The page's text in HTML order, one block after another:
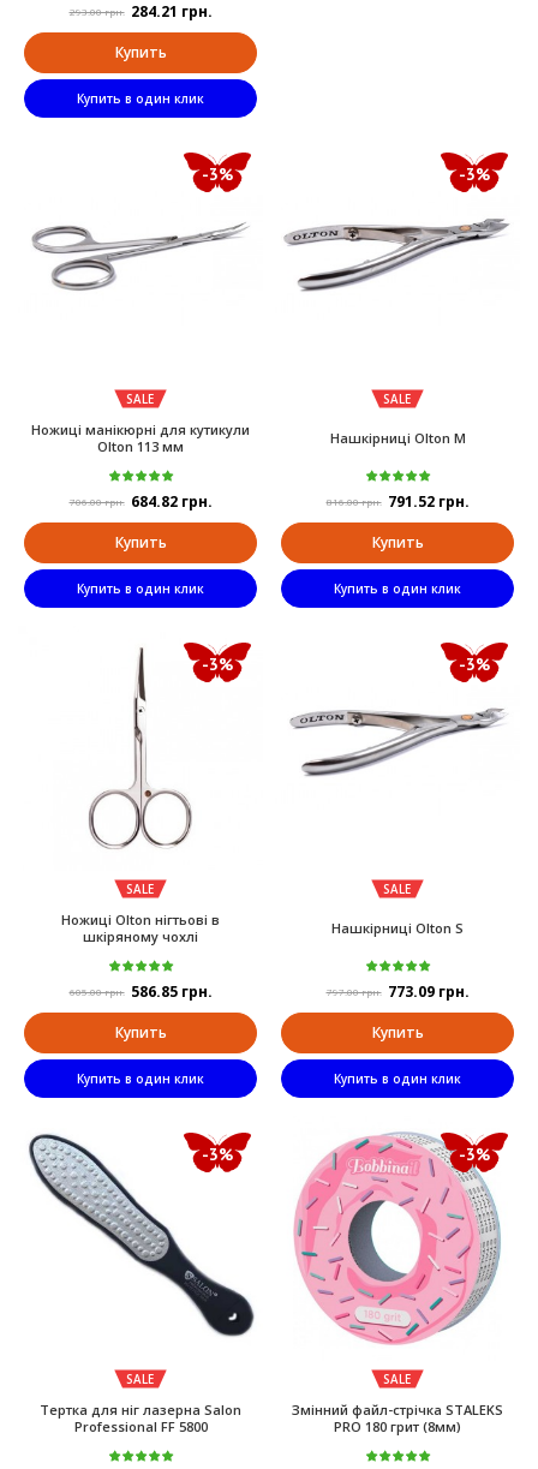
293.00 грн. 284.21 грн.
Купить
Купить в один клик
-3%
SALE
Ножиці манікюрні для кутикули
Olton 113 мм
706.00 грн. 684.82 грн.
Купить
Купить в один клик
-3%
SALE
Нашкірниці Olton М
816.00 грн. 791.52 грн.
Купить
Купить в один клик
-3%
SALE
Ножиці Olton нігтьові в
шкіряному чохлі
605.00 грн. 586.85 грн.
Купить
Купить в один клик
-3%
SALE
Нашкірниці Olton S
797.00 грн. 773.09 грн.
Купить
Купить в один клик
-3%
SALE
Тертка для ніг лазерна Salon
Professional FF 5800
-3%
SALE
Змінний файл-стрічка STALEKS
PRO 180 грит (8мм)